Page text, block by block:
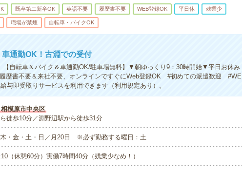
既卒第二新卒OK 英語不要 履歴書不要 WEB登録OK 平日休 残業少
職場が禁煙 自転車・バイクOK
通勤OK！古淵での受付
【自転車＆バイク＆車通勤OK/駐車場無料】▼朝ゆっくり9：30時開始▼平日お休み
歴書不要＆来社不要、オンラインですぐにWeb登録OK #初めての派遣歓迎 #WE
与即受取りサービスを利用できます（利用規定あり）。
相模原市中央区
徒歩10分／淵野辺駅から徒歩31分
・金・土・日／月20日 ※必ず勤務する曜日：土
（休憩60分）実働7時間40分（残業少なめ！）